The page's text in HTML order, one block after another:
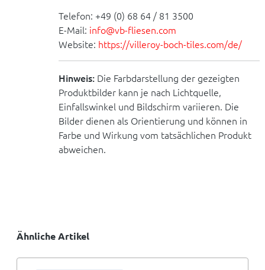
Telefon: +49 (0) 68 64 / 81 3500
E-Mail: info@vb-fliesen.com
Website: https://villeroy-boch-tiles.com/de/
Hinweis: Die Farbdarstellung der gezeigten
Produktbilder kann je nach Lichtquelle,
Einfallswinkel und Bildschirm variieren. Die
Bilder dienen als Orientierung und können in
Farbe und Wirkung vom tatsächlichen Produkt
abweichen.
Ähnliche Artikel